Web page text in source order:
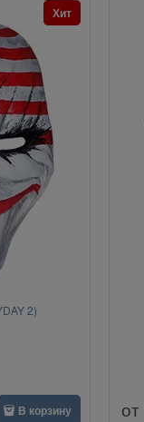
2)
Хит
В корзину от